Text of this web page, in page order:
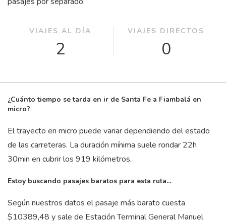
VIAJES AL DÍA
2
VIAJES DIRECTOS
0
¿Cuánto tiempo se tarda en ir de Santa Fe a Fiambalá en
micro?
El trayecto en micro puede variar dependiendo del estado
de las carreteras. La duración mínima suele rondar 22h
30min en cubrir los 919 kilómetros.
Estoy buscando pasajes baratos para esta ruta...
Según nuestros datos el pasaje más barato cuesta
$10389,48 y sale de Estación Terminal General Manuel